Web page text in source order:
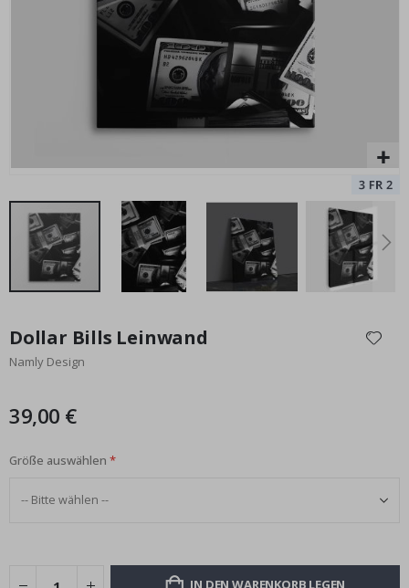
Price
37,00 €
Anfang
der
Bildgalerie
Dollar Bills Leinwand
Namly Design
39,00 €
Größe auswählen
IN DEN WARENKORB LEGEN